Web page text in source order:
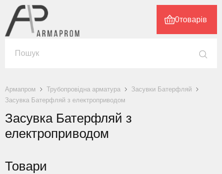
0товарів
Армапром Трубопровідна арматура
Засувки Батерфляй
Засувка Батерфляй з електроприводом
Засувка Батерфляй з
електроприводом
Товари